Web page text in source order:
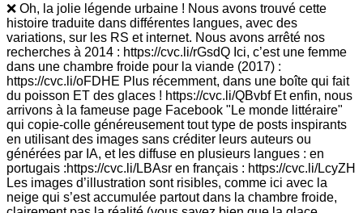
❌ Oh, la jolie légende urbaine ! Nous avons trouvé cette
histoire traduite dans différentes langues, avec des
variations, sur les RS et internet. Nous avons arrêté nos
recherches à 2014 : https://cvc.li/rGsdQ Ici, c’est une femme
dans une chambre froide pour la viande (2017) :
https://cvc.li/oFDHE Plus récemment, dans une boîte qui fait
du poisson ET des glaces ! https://cvc.li/QBvbf Et enfin, nous
arrivons à la fameuse page Facebook "Le monde littéraire"
qui copie-colle généreusement tout type de posts inspirants
en utilisant des images sans créditer leurs auteurs ou
générées par IA, et les diffuse en plusieurs langues : en
portugais :https://cvc.li/LBAsr en français : https://cvc.li/LcyZH
Les images d’illustration sont risibles, comme ici avec la
neige qui s’est accumulée partout dans la chambre froide,